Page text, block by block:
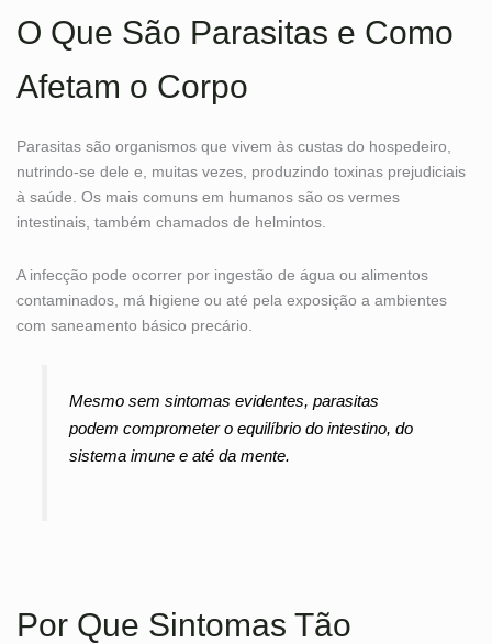
O Que São Parasitas e Como
Afetam o Corpo
Parasitas são organismos que vivem às custas do hospedeiro,
nutrindo-se dele e, muitas vezes, produzindo toxinas prejudiciais
à saúde. Os mais comuns em humanos são os vermes
intestinais, também chamados de helmintos.
A infecção pode ocorrer por ingestão de água ou alimentos
contaminados, má higiene ou até pela exposição a ambientes
com saneamento básico precário.
Mesmo sem sintomas evidentes, parasitas
podem comprometer o equilíbrio do intestino, do
sistema imune e até da mente.
Por Que Sintomas Tão